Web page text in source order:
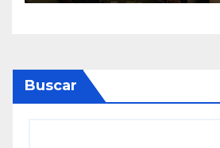
Buscar